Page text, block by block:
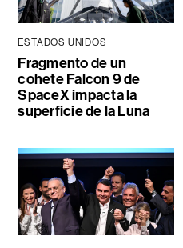
ESTADOS UNIDOS
Fragmento de un
cohete Falcon 9 de
SpaceX impacta la
superficie de la Luna